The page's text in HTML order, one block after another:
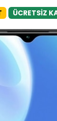
ÜCRETSİZ